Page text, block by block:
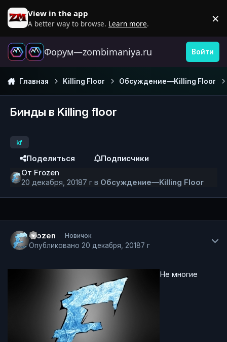
Перейти к содержанию
View in the app
A better way to browse. Learn more. ×
Форум—zombimaniya.ru Войти
Главная Killing Floor Обсуждение—Killing Floor
Бинды в Killing floor
kf
Поделиться
Подписчики
От Frozen
20 декабря, 20187 г в Обсуждение—Killing Floor
Frozen Новичок
Опубликовано 20 декабря, 20187 г
Не многие